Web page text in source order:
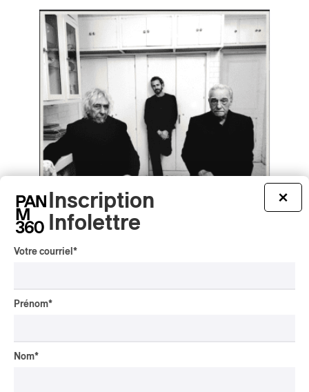
2026
×
Inscription
Infolettre
Votre courriel *
Prénom*
Nom*